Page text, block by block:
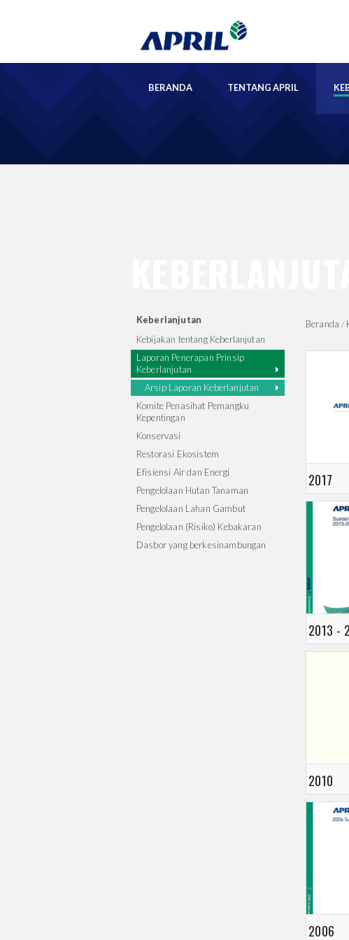
BERANDA TENTANG APRIL
Keberlanjutan
Kebijakan tentang Keberlanjutan
Laporan Penerapan Prinsip
Keberlanjutan
Arsip Laporan Keberlanjutan
Komite Penasihat Pemangku
Kepentingan
Konservasi
Restorasi Ekosistem
Efisiensi Air dan Energi
Pengelolaan Hutan Tanaman
Pengelolaan Lahan Gambut
Pengelolaan (Risiko) Kebakaran
Dasbor yang berkesinambungan
Beranda
2017
2013 -
2010
2006